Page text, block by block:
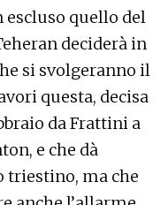
escluso quello del
deciderà in
si svolgeranno il
questa, decisa
da Frattini a
e che dà
triestino, ma che